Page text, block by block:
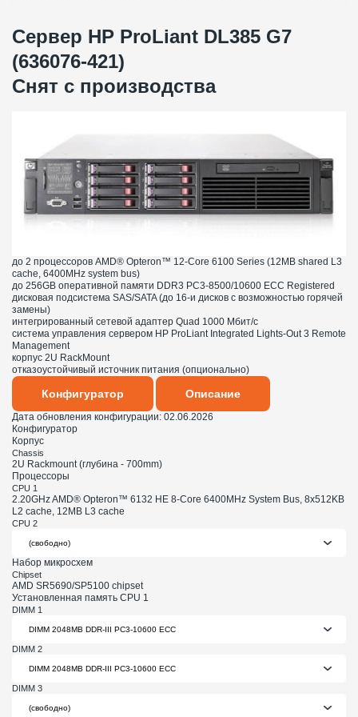
Сервер HP ProLiant DL385 G7
(636076-421)
Снят с производства
до 2 процессоров AMD® Opteron™ 12-Core 6100 Series (12MB shared L3
cache, 6400MHz system bus)
до 256GB оперативной памяти DDR3 PC3-8500/10600 ECC Registered
дисковая подсистема SAS/SATA (до 16-и дисков с возможностью горячей
замены)
интегрированный сетевой адаптер Quad 1000 Мбит/с
система управления сервером HP ProLiant Integrated Lights-Out 3 Remote
Management
корпус 2U RackMount
отказоустойчивый источник питания (опционально)
Конфигуратор Описание
Дата обновления конфигурации: 02.06.2026
Конфигуратор
Корпус
Chassis
2U Rackmount (глубина - 700mm)
Процессоры
CPU 1
2.20GHz AMD® Opteron™ 6132 HE 8-Core 6400MHz System Bus, 8x512KB
L2 cache, 12MB L3 cache
CPU 2
Набор микросхем
Chipset
AMD SR5690/SP5100 chipset
Установленная память CPU 1
DIMM 1
DIMM 2
DIMM 3